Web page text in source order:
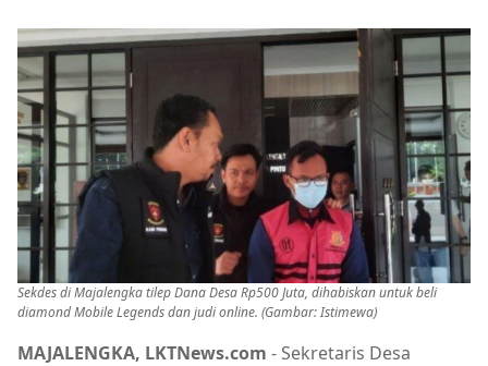
Sekdes di Majalengka tilep Dana Desa Rp500 Juta, dihabiskan untuk beli
diamond Mobile Legends dan judi online. (Gambar: Istimewa)
MAJALENGKA, LKTNews.com - Sekretaris Desa